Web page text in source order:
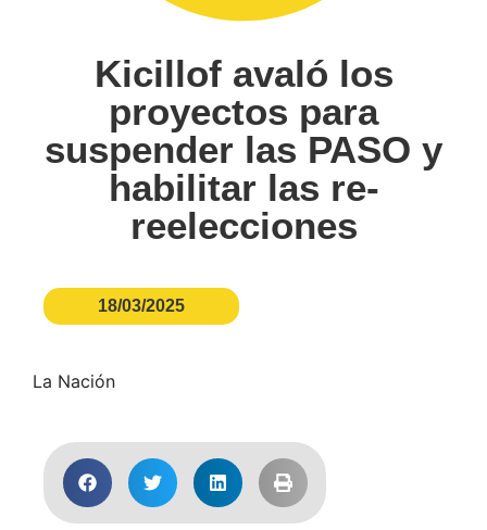
Kicillof avaló los
proyectos para
suspender las PASO y
habilitar las re-
reelecciones
18/03/2025
La Nación